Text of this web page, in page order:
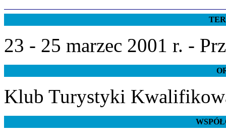
23 - 25 marzec 2001 r. -
Klub Turystyki